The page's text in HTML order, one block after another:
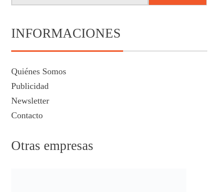
INFORMACIONES
Quiénes Somos
Publicidad
Newsletter
Contacto
Otras empresas